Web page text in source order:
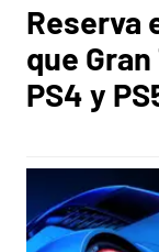
Reserva
que
PS4 y